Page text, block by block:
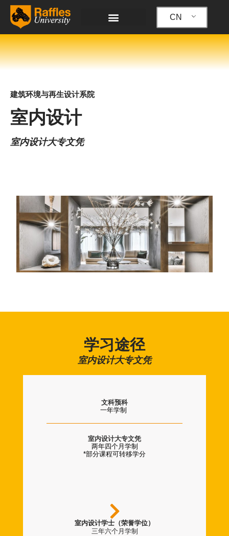
CN
建筑环境与再生设计系院
室内设计
室内设计大专文凭
学习途径
室内设计大专文凭
文科预科
一年学制
室内设计大专文凭
两年四个月学制
*部分课程可转移学分
室内设计学士（荣誉学位）
三年六个月学制